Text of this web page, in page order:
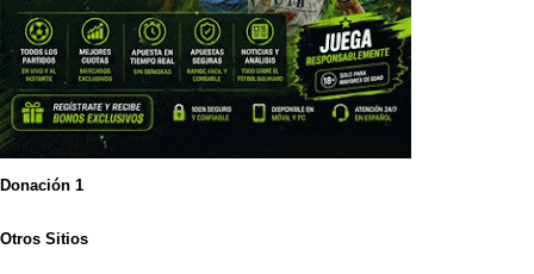
Donación 1
Otros Sitios